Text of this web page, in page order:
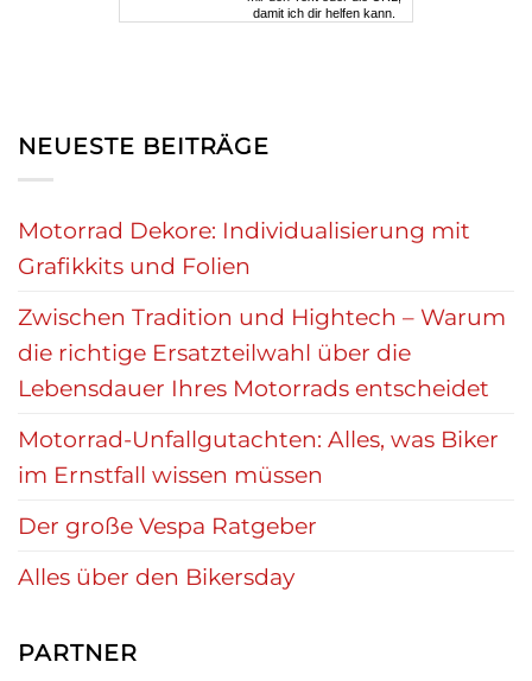
damit ich dir helfen kann.
NEUESTE BEITRÄGE
Motorrad Dekore: Individualisierung mit
Grafikkits und Folien
Zwischen Tradition und Hightech – Warum
die richtige Ersatzteilwahl über die
Lebensdauer Ihres Motorrads entscheidet
Motorrad-Unfallgutachten: Alles, was Biker
im Ernstfall wissen müssen
Der große Vespa Ratgeber
Alles über den Bikersday
PARTNER